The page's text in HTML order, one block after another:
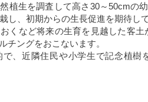
植生を調査して高さ30～50cmの
し、初期からの生長促進を期待し
くなど将来の生育を見越した客
チングをおこないます。
で、近隣住民や小学生で記念植樹